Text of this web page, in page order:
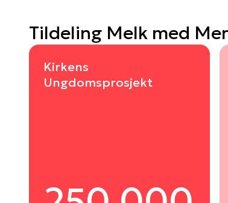
Tildeling Melk med
Kirkens
Ungdomsprosjekt